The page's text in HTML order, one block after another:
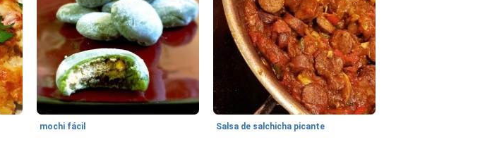
mochi fácil Salsa de salchicha picante